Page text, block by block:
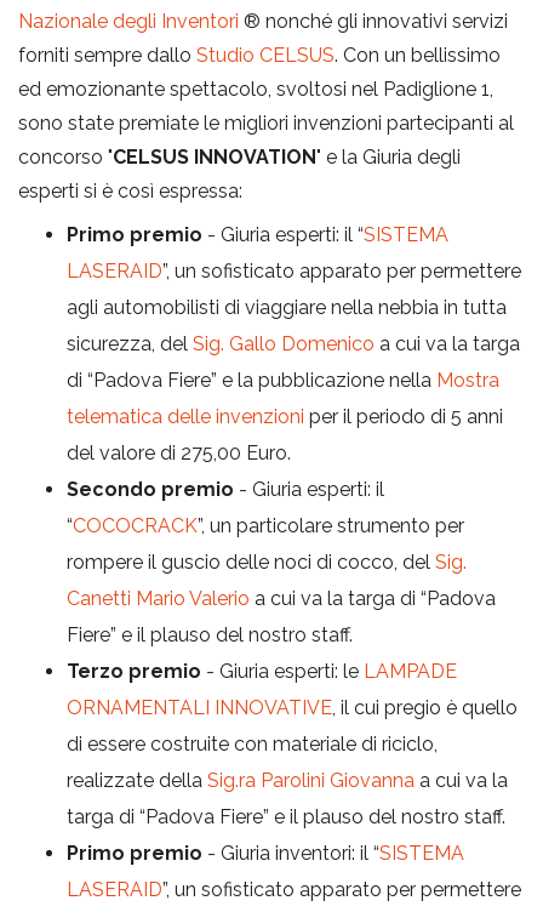
Nazionale degli Inventori ® nonché gli innovativi servizi
forniti sempre dallo Studio CELSUS. Con un bellissimo
ed emozionante spettacolo, svoltosi nel Padiglione 1,
sono state premiate le migliori invenzioni partecipanti al
concorso "CELSUS INNOVATION" e la Giuria degli
esperti si è così espressa:
Primo premio - Giuria esperti: il “SISTEMA
LASERAID”, un sofisticato apparato per permettere
agli automobilisti di viaggiare nella nebbia in tutta
sicurezza, del Sig. Gallo Domenico a cui va la targa
di “Padova Fiere” e la pubblicazione nella Mostra
telematica delle invenzioni per il periodo di 5 anni
del valore di 275,00 Euro.
Secondo premio - Giuria esperti: il
“COCOCRACK”, un particolare strumento per
rompere il guscio delle noci di cocco, del Sig.
Canetti Mario Valerio a cui va la targa di “Padova
Fiere” e il plauso del nostro staff.
Terzo premio - Giuria esperti: le LAMPADE
ORNAMENTALI INNOVATIVE , il cui pregio è quello
di essere costruite con materiale di riciclo,
realizzate della Sig.ra Parolini Giovanna a cui va la
targa di “Padova Fiere” e il plauso del nostro staff.
Primo premio - Giuria inventori: il “SISTEMA
LASERAID”, un sofisticato apparato per permettere